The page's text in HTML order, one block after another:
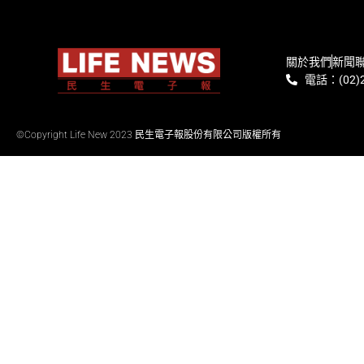
關於我們新聞
電話：
©Copyright Life New 2023 民生電子報股份有限公司版權所有